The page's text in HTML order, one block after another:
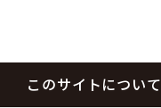
このサイトについて